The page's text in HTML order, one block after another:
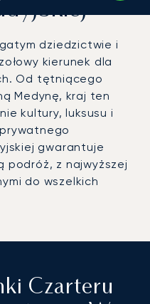
dziedzictwie i
kierunek dla
Od tętniącego
Medynę, kraj ten
kultury, luksusu i
gwarantuje
podróż, z najwyższej
do wszelkich
Czarteru